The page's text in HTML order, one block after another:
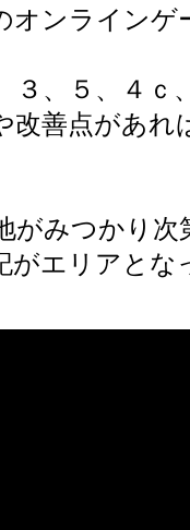
オンラインゲ
３、５、４ｃ
改善点があれ
がみつかり
がエリアと